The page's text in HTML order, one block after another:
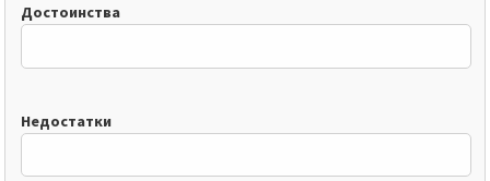
Достоинства
Недостатки